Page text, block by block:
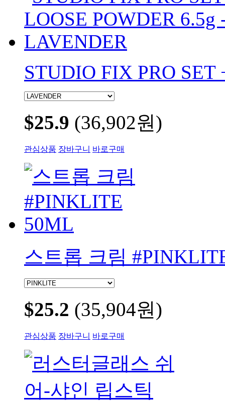
STUDIO FIX PRO SET
$25.9 (36,902원)
관심상품 장바구니 바로구매
스트롭 크림
$25.2 (35,904원)
관심상품 장바구니 바로구매